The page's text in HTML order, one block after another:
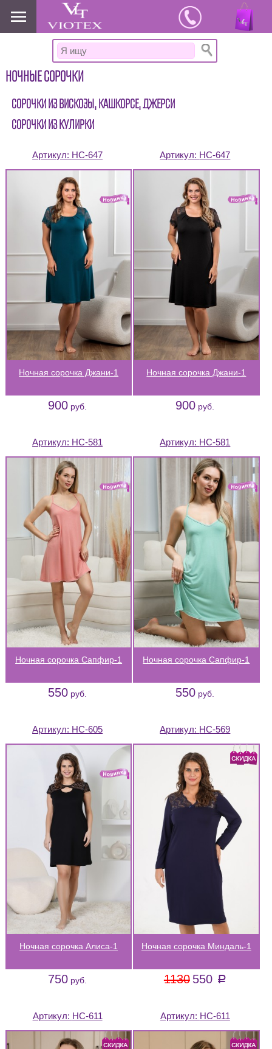
www.viotex37.ru
НОЧНЫЕ СОРОЧКИ
СОРОЧКИ ИЗ ВИСКОЗЫ, КАШКОРСЕ, ДЖЕРСИ
СОРОЧКИ ИЗ КУЛИРКИ
Артикул: НС-647
Ночная сорочка Джани-1
900 руб.
Артикул: НС-647
Ночная сорочка Джани-1
900 руб.
Артикул: НС-581
Ночная сорочка Сапфир-1
550 руб.
Артикул: НС-581
Ночная сорочка Сапфир-1
550 руб.
Артикул: НС-605
Ночная сорочка Алиса-1
750 руб.
Артикул: НС-569
Ночная сорочка Миндаль-1
1130 550 a
Артикул: НС-611 Артикул: НС-611